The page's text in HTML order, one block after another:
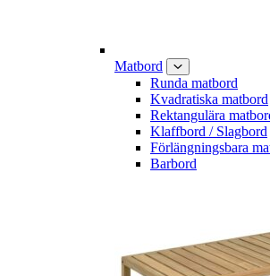
Matbord
Runda matbord
Kvadratiska matbord
Rektangulära
Klaffbord / Slagbord
Förlängningsbara
Barbord